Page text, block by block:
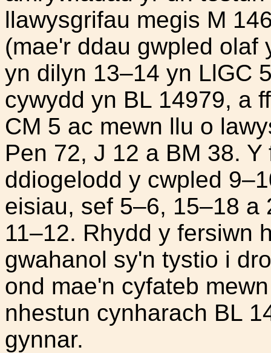
llawysgrifau megis M
(mae'r ddau gwpled olaf
yn dilyn 13–14 yn LlGC
cywydd yn BL 14979, a
CM 5 ac mewn llu o
Pen 72, J 12 a BM 38.
ddiogelodd y cwpled
eisiau, sef 5–6, 15–18 a
11–12. Rhydd y fersiwn
gwahanol sy'n tystio i
ond mae'n cyfateb
nhestun cynharach BL
gynnar.